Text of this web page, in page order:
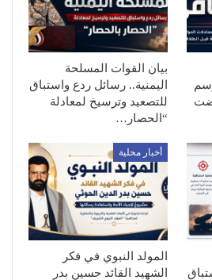
بيان القوات المسلحة
اليمنية.. رسائل ردع واستباق
للتصعيد وترسيخ لمعادلة
“الحصار…
أخبار محلية
المولد النبوي في فكر
الشهيد القائد حسين بدر